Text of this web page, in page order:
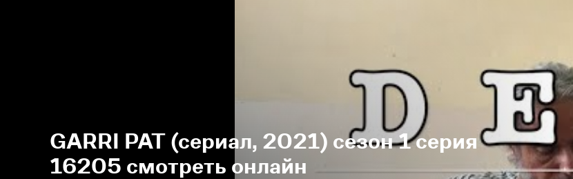
GARRI PAT (сериал, 2021) сезон 1 серия
16205 смотреть онлайн